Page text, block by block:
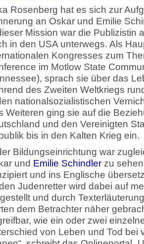
Rosenberg hat es sich zur
an Oskar und Emilie
Mission war die Publizistin
in den USA unterwegs. Als
Kongresses zum
im Motlow State
sprach sie über das
des Zweiten Weltkriegs
nationalsozialistischen
Weiteren ging sie auf die
und den Vereinigten
bis in den Kalten Krieg ein.
Bildungseinrichtung war
und Emilie Schindlerzu
und ins Englische
Judenretter wird dabei auf
und durch
dem Betrachter näher
wie ein oder zwei
von Leben und Tod bei